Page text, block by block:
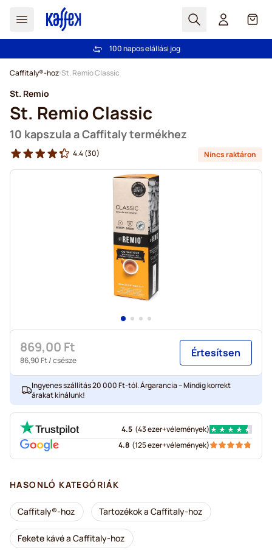
Search Cart
Ingyenes szállítás 20 000 Ft-tól
100 napos elállási jog
Caffitaly®-hoz St. Remio Classic
St. Remio
St. Remio Classic
10 kapszula a Caffitaly termékhez
4.4(30) Nincs raktáron
869,00 Ft
86,90 Ft/ csésze
Értesítsen
Ingyenes szállítás 20 000 Ft-tól. Árgarancia – Mindig korrekt
árakat kínálunk!
4.5 (43 ezer+vélemények)
4.8 (125 ezer+vélemények)
HASONLÓ KATEGÓRIÁK
Caffitaly®-hoz Tartozékok a Caffitaly-hoz
Fekete kávé a Caffitaly-hoz